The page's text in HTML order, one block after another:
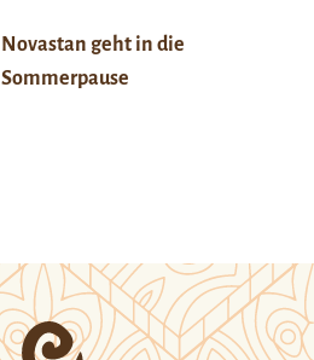
Novastan geht in die
Sommerpause